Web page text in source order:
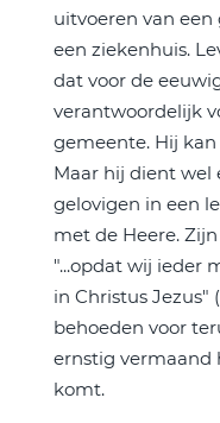
uitvoeren van
een ziekenhuis.
dat voor de
verantwoordelijk
gemeente. Hij
Maar hij dient wel
gelovigen in een
met de Heere.
"...opdat wij ieder
in Christus Jezus"
behoeden voor
ernstig vermaand
komt.